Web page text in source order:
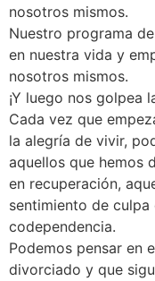
nosotros mismos.
Nuestro programa
en nuestra vida y
nosotros mismos.
¡Y luego nos golpea
Cada vez que
la alegría de vivir,
aquellos que hemos
en recuperación,
sentimiento de
codependencia.
Podemos pensar en
divorciado y que